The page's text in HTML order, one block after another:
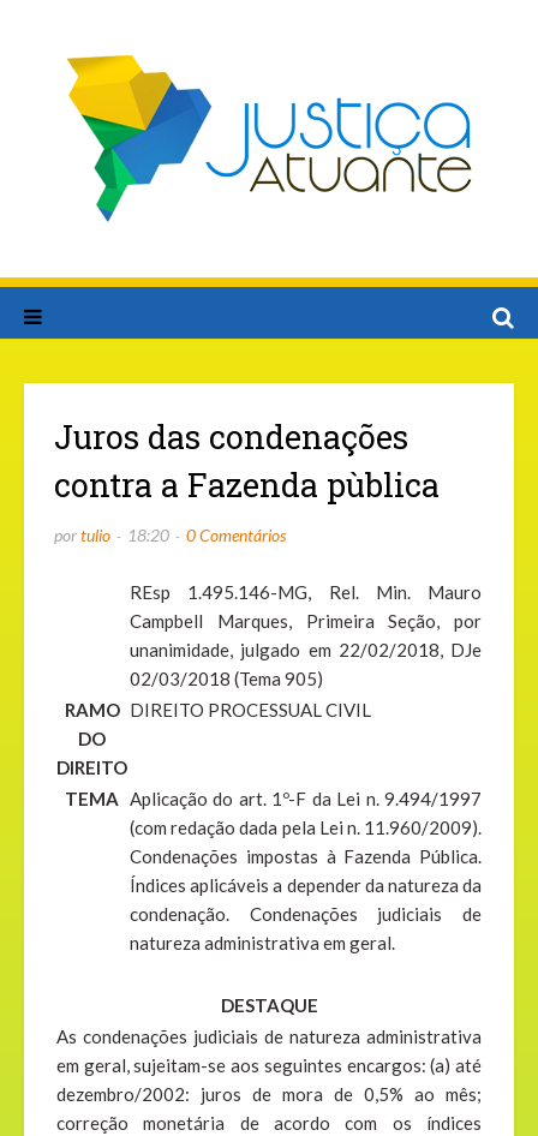
Juros das condenações
contra a Fazenda pùblica
portulio 18:20 0 Comentários
REsp 1.495.146-MG, Rel. Min. Mauro
Campbell Marques, Primeira Seção, por
unanimidade, julgado em 22/02/2018, DJe
02/03/2018 (Tema 905)
RAMO
DO
DIREITO
DIREITO PROCESSUAL CIVIL
TEMA Aplicação do art. 1º-F da Lei n. 9.494/1997
(com redação dada pela Lei n. 11.960/2009).
Condenações impostas à Fazenda Pública.
Índices aplicáveis a depender da natureza da
condenação. Condenações judiciais de
natureza administrativa em geral.
DESTAQUE
As condenações judiciais de natureza administrativa
em geral, sujeitam-se aos seguintes encargos: (a) até
dezembro/2002: juros de mora de 0,5% ao mês;
correção monetária de acordo com os índices